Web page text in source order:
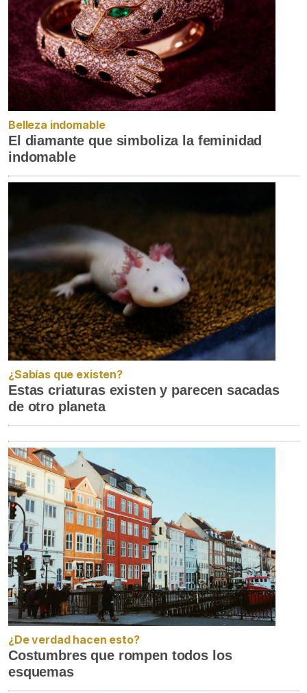
Belleza indomable
El diamante que simboliza la feminidad
indomable
¿Sabías que existen?
Estas criaturas existen y parecen sacadas
de otro planeta
¿De verdad hacen esto?
Costumbres que rompen todos los
esquemas